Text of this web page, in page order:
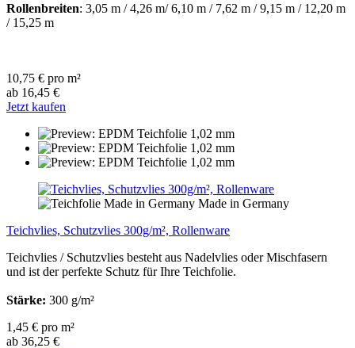
Rollenbreiten: 3,05 m / 4,26 m/ 6,10 m / 7,62 m / 9,15 m / 12,20 m
/ 15,25 m
10,75 € pro m²
ab 16,45 €
Jetzt kaufen
Made in Germany
Teichvlies, Schutzvlies 300g/m², Rollenware
Teichvlies / Schutzvlies besteht aus Nadelvlies oder Mischfasern
und ist der perfekte Schutz für Ihre Teichfolie.
Stärke: 300 g/m²
1,45 € pro m²
ab 36,25 €